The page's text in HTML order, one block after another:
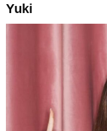
Yuki